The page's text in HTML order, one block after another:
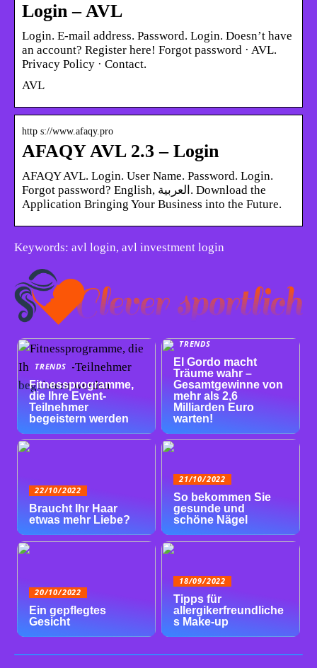
Login – AVL
Login. E-mail address. Password. Login. Doesn’t have
an account? Register here! Forgot password · AVL.
Privacy Policy · Contact.
AVL
http s://www.afaqy.pro
AFAQY AVL 2.3 – Login
AFAQY AVL. Login. User Name. Password. Login.
Forgot password? English, العربية. Download the
Application Bringing Your Business into the Future.
Keywords: avl login, avl investment login
TRENDS
Fitnessprogramme,
die Ihre Event-
Teilnehmer
begeistern werden
TRENDS
El Gordo macht
Träume wahr –
Gesamtgewinne von
mehr als 2,6
Milliarden Euro
warten!
22/10/2022
Braucht Ihr Haar
etwas mehr Liebe?
21/10/2022
So bekommen Sie
gesunde und
schöne Nägel
20/10/2022
Ein gepflegtes
Gesicht
18/09/2022
Tipps für
allergikerfreundliche
s Make-up